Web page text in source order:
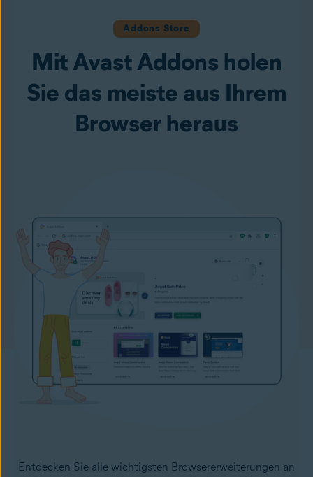
Addons Store
Mit Avast Addons holen
Sie das meiste aus Ihrem
Browser heraus
Entdecken Sie alle wichtigsten Browsererweiterungen an